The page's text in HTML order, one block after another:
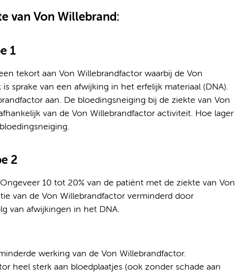
van Von Willebrand:
1
tekort aan Von Willebrandfactor waarbij de Von
sprake van een afwijking in het erfelijk materiaal (DNA).
aan. De bloedingsneiging bij de ziekte van Von
van de Von Willebrandfactor activiteit. Hoe lager
2
10 tot 20% van de patiënt met de ziekte van Von
van de Von Willebrandfactor verminderd door
van afwijkingen in het DNA.
werking van de Von Willebrandfactor.
heel sterk aan bloedplaatjes (ook zonder schade aan